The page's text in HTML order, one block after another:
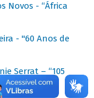
Novos - “África
- "60 Anos de
Serrat – “105